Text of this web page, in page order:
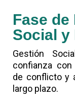
Fase
Social y
Gestión
confianza
de conflicto y
largo plazo.